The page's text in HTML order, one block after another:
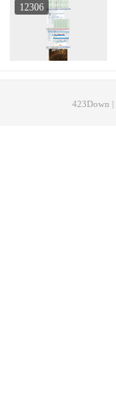
12306
423Down |